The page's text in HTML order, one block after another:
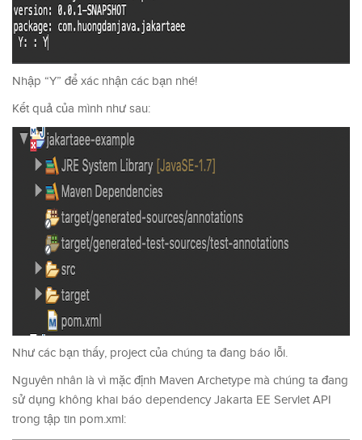
Nhập “Y” để xác nhận các bạn nhé!
Kết quả của mình như sau:
Như các bạn thấy, project của chúng ta đang báo lỗi.
Nguyên nhân là vì mặc định Maven Archetype mà chúng ta đang
sử dụng không khai báo dependency Jakarta EE Servlet API
trong tập tin pom.xml: